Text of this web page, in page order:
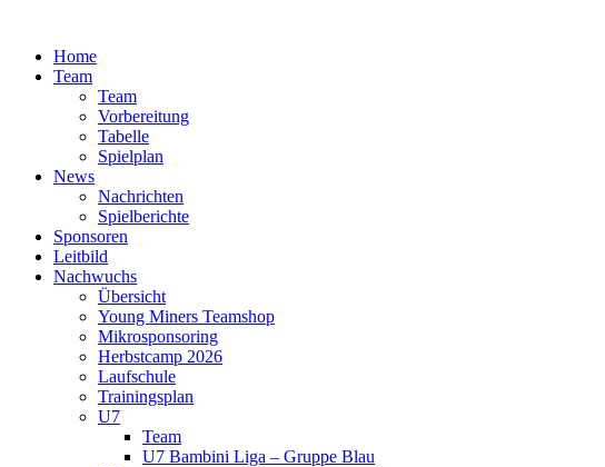
springenHome
Team
Team
Vorbereitung
Tabelle
Spielplan
News
Nachrichten
Spielberichte
Sponsoren
Leitbild
Nachwuchs
Übersicht
Young Miners Teamshop
Mikrosponsoring
Herbstcamp 2026
Laufschule
Trainingsplan
U7
Team
U7 Bambini Liga – Gruppe Blau